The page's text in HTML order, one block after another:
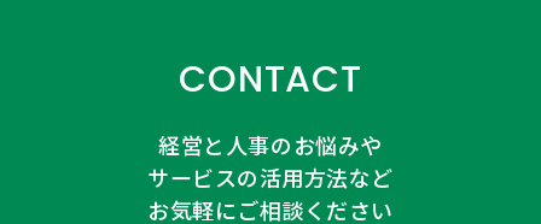
CONTACT
経営と人事のお悩みや
サービスの活用方法など
お気軽にご相談ください